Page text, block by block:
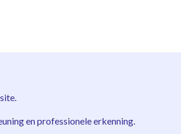
en professionele erkenning.